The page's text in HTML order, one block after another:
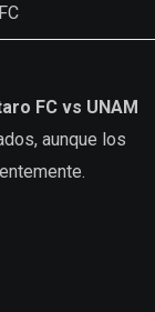
FC
FC vs UNAM
aunque los